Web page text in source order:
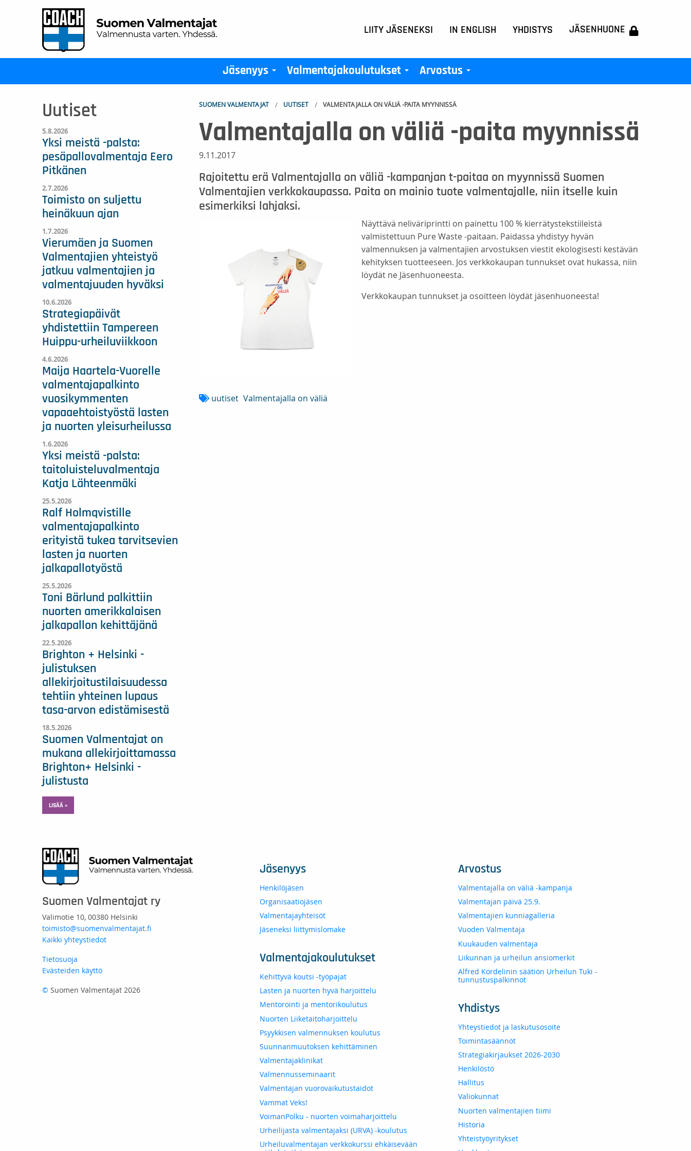
LIITY JÄSENEKSI IN ENGLISH YHDISTYS JÄSENHUONE
Jäsenyys Valmentajakoulutukset Arvostus
SUOMEN VALMENTAJAT UUTISET VALMENTAJALLA ON VÄLIÄ -PAITA MYYNNISSÄ
Valmentajalla on väliä -paita myynnissä
9.11.2017
Rajoitettu erä Valmentajalla on väliä -kampanjan t-paitaa on myynnissä Suomen
Valmentajien verkkokaupassa. Paita on mainio tuote valmentajalle, niin itselle kuin
esimerkiksi lahjaksi.
Näyttävä neliväriprintti on painettu 100 % kierrätystekstiileistä
valmistettuun Pure Waste -paitaan. Paidassa yhdistyy hyvän
valmennuksen ja valmentajien arvostuksen viestit ekologisesti kestävän
kehityksen tuotteeseen. Jos verkkokaupan tunnukset ovat hukassa, niin
löydät ne Jäsenhuoneesta.
Verkkokaupan tunnukset ja osoitteen löydät jäsenhuoneesta!
uutiset Valmentajalla on väliä
Uutiset
5.8.2026
Yksi meistä -palsta:
pesäpallovalmentaja Eero
Pitkänen
2.7.2026
Toimisto on suljettu
heinäkuun ajan
1.7.2026
Vierumäen ja Suomen
Valmentajien yhteistyö
jatkuu valmentajien ja
valmentajuuden hyväksi
10.6.2026
Strategiapäivät
yhdistettiin Tampereen
Huippu-urheiluviikkoon
4.6.2026
Maija Haartela-Vuorelle
valmentajapalkinto
vuosikymmenten
vapaaehtoistyöstä lasten
ja nuorten yleisurheilussa
1.6.2026
Yksi meistä -palsta:
taitoluisteluvalmentaja
Katja Lähteenmäki
25.5.2026
Ralf Holmqvistille
valmentajapalkinto
erityistä tukea tarvitsevien
lasten ja nuorten
jalkapallotyöstä
25.5.2026
Toni Bärlund palkittiin
nuorten amerikkalaisen
jalkapallon kehittäjänä
22.5.2026
Brighton + Helsinki -
julistuksen
allekirjoitustilaisuudessa
tehtiin yhteinen lupaus
tasa-arvon edistämisestä
18.5.2026
Suomen Valmentajat on
mukana allekirjoittamassa
Brighton+ Helsinki -
julistusta
LISÄÄ »
Suomen Valmentajat ry
Valimotie 10, 00380 Helsinki
toimisto@suomenvalmentajat.fi
Kaikki yhteystiedot
Tietosuoja
Evästeiden käyttö
© Suomen Valmentajat 2026
Jäsenyys
Henkilöjäsen
Organisaatiojäsen
Valmentajayhteisöt
Jäseneksi liittymislomake
Valmentajakoulutukset
Kehittyvä koutsi -työpajat
Lasten ja nuorten hyvä harjoittelu
Mentorointi ja mentorikoulutus
Nuorten Liiketaitoharjoittelu
Psyykkisen valmennuksen koulutus
Suunnanmuutoksen kehittäminen
Valmentajaklinikat
Valmennusseminaarit
Valmentajan vuorovaikutustaidot
Vammat Veks!
VoimanPolku - nuorten voimaharjoittelu
Urheilijasta valmentajaksi (URVA) -koulutus
Urheiluvalmentajan verkkokurssi ehkäisevään
Arvostus
Valmentajalla on väliä -kampanja
Valmentajan päivä 25.9.
Valmentajien kunniagalleria
Vuoden Valmentaja
Kuukauden valmentaja
Liikunnan ja urheilun ansiomerkit
Alfred Kordelinin säätiön Urheilun Tuki -
tunnustuspalkinnot
Yhdistys
Yhteystiedot ja laskutusosoite
Toimintasäännöt
Strategiakirjaukset 2026-2030
Henkilöstö
Hallitus
Valiokunnat
Nuorten valmentajien tiimi
Historia
Yhteistyöyritykset